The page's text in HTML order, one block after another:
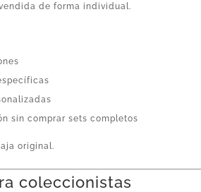
de forma individual.
sin comprar sets completos
original.
coleccionistas